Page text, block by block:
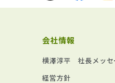
会社情報
横澤淳平 社長メッセ
経営方針